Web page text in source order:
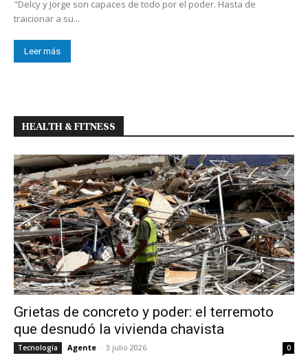
"Delcy y Jorge son capaces de todo por el poder. Hasta de
traicionar a su...
Leer más
HEALTH & FITNESS
Grietas de concreto y poder: el terremoto
que desnudó la vivienda chavista
Tecnología Agente - 3 julio 2026 0